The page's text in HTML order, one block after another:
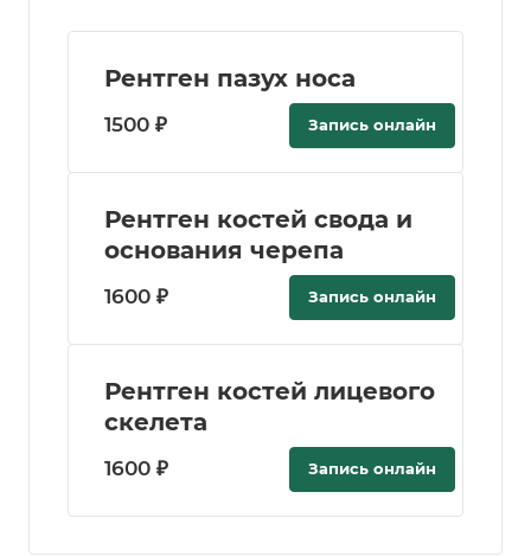
Рентген пазух носа
1500 ₽ Запись онлайн
Рентген костей свода и
основания черепа
1600 ₽ Запись онлайн
Рентген костей лицевого
скелета
1600 ₽ Запись онлайн